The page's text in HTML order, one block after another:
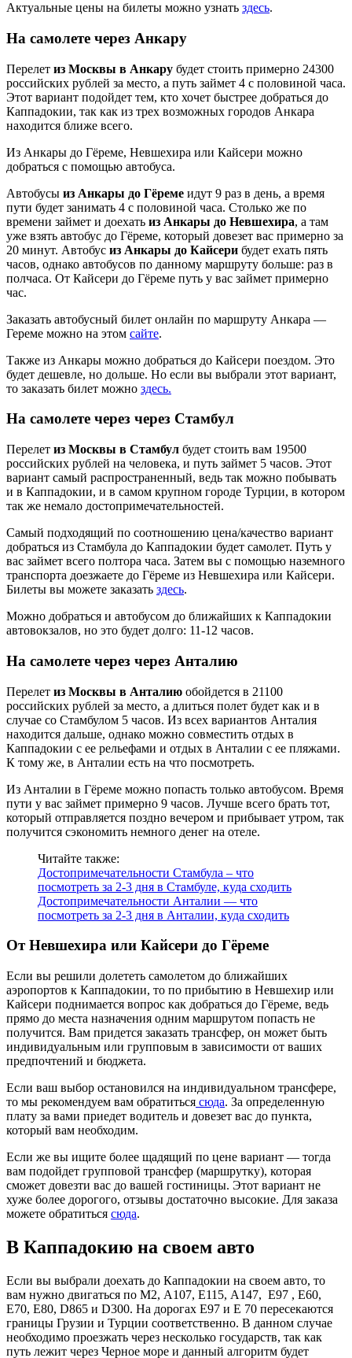
Актуальные цены на билеты можно узнать здесь.
На самолете через Анкару
Перелет из Москвы в Анкару будет стоить примерно 24300
российских рублей за место, а путь займет 4 с половиной часа.
Этот вариант подойдет тем, кто хочет быстрее добраться до
Каппадокии, так как из трех возможных городов Анкара
находится ближе всего.
Из Анкары до Гёреме, Невшехира или Кайсери можно
добраться с помощью автобуса.
Автобусы из Анкары до Гёреме идут 9 раз в день, а время
пути будет занимать 4 с половиной часа. Столько же по
времени займет и доехать из Анкары до Невшехира, а там
уже взять автобус до Гёреме, который довезет вас примерно за
20 минут. Автобус из Анкары до Кайсери будет ехать пять
часов, однако автобусов по данному маршруту больше: раз в
полчаса. От Кайсери до Гёреме путь у вас займет примерно
час.
Заказать автобусный билет онлайн по маршруту Анкара —
Гереме можно на этом сайте.
Также из Анкары можно добраться до Кайсери поездом. Это
будет дешевле, но дольше. Но если вы выбрали этот вариант,
то заказать билет можно здесь.
На самолете через через Стамбул
Перелет из Москвы в Стамбул будет стоить вам 19500
российских рублей на человека, и путь займет 5 часов. Этот
вариант самый распространенный, ведь так можно побывать
и в Каппадокии, и в самом крупном городе Турции, в котором
так же немало достопримечательностей.
Самый подходящий по соотношению цена/качество вариант
добраться из Стамбула до Каппадокии будет самолет. Путь у
вас займет всего полтора часа. Затем вы с помощью наземного
транспорта доезжаете до Гёреме из Невшехира или Кайсери.
Билеты вы можете заказать здесь.
Можно добраться и автобусом до ближайших к Каппадокии
автовокзалов, но это будет долго: 11-12 часов.
На самолете через через Анталию
Перелет из Москвы в Анталию обойдется в 21100
российских рублей за место, а длиться полет будет как и в
случае со Стамбулом 5 часов. Из всех вариантов Анталия
находится дальше, однако можно совместить отдых в
Каппадокии с ее рельефами и отдых в Анталии с ее пляжами.
К тому же, в Анталии есть на что посмотреть.
Из Анталии в Гёреме можно попасть только автобусом. Время
пути у вас займет примерно 9 часов. Лучше всего брать тот,
который отправляется поздно вечером и прибывает утром, так
получится сэкономить немного денег на отеле.
Читайте также:
Достопримечательности Стамбула – что
посмотреть за 2-3 дня в Стамбуле, куда сходить
Достопримечательности Анталии — что
посмотреть за 2-3 дня в Анталии, куда сходить
От Невшехира или Кайсери до Гёреме
Если вы решили долететь самолетом до ближайших
аэропортов к Каппадокии, то по прибытию в Невшехир или
Кайсери поднимается вопрос как добраться до Гёреме, ведь
прямо до места назначения одним маршрутом попасть не
получится. Вам придется заказать трансфер, он может быть
индивидуальным или групповым в зависимости от ваших
предпочтений и бюджета.
Если ваш выбор остановился на индивидуальном трансфере,
то мы рекомендуем вам обратиться сюда. За определенную
плату за вами приедет водитель и довезет вас до пункта,
который вам необходим.
Если же вы ищите более щадящий по цене вариант — тогда
вам подойдет групповой трансфер (маршрутку), которая
сможет довезти вас до вашей гостиницы. Этот вариант не
хуже более дорогого, отзывы достаточно высокие. Для заказа
можете обратиться сюда.
В Каппадокию на своем авто
Если вы выбрали доехать до Каппадокии на своем авто, то
вам нужно двигаться по М2, А107, Е115, А147, Е97 , Е60,
Е70, Е80, D865 и D300. На дорогах Е97 и Е 70 пересекаются
границы Грузии и Турции соответственно. В данном случае
необходимо проезжать через несколько государств, так как
путь лежит через Черное море и данный алгоритм будет